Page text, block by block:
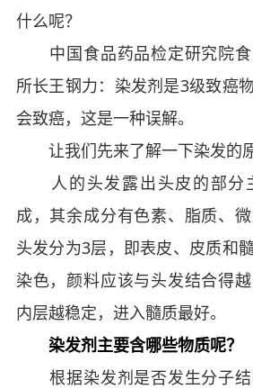
什么呢？
中国食品药品检定研究院食
所长王钢力：染发剂是3级致癌
会致癌，这是一种误解。
让我们先来了解一下染发的原
人的头发露出头皮的部分
成，其余成分有色素、脂质、微
头发分为3层，即表皮、皮质和
染色，颜料应该与头发结合得
内层越稳定，进入髓质最好。
染发剂主要含哪些物质呢？
根据染发剂是否发生分子结